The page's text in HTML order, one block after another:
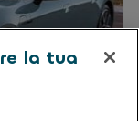
la tua